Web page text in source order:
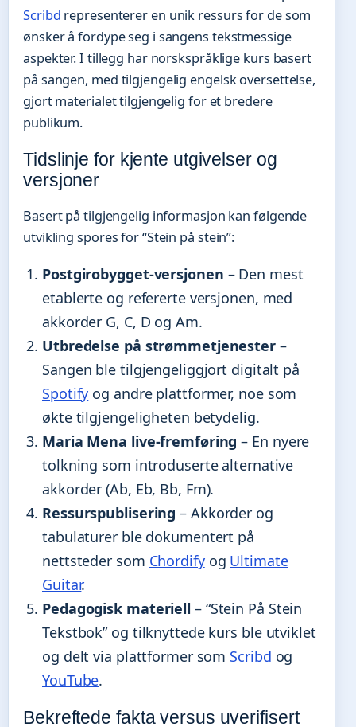
Scribd representerer en unik ressurs for de som
ønsker å fordype seg i sangens tekstmessige
aspekter. I tillegg har norskspråklige kurs basert
på sangen, med tilgjengelig engelsk oversettelse,
gjort materialet tilgjengelig for et bredere
publikum.
Tidslinje for kjente utgivelser og
versjoner
Basert på tilgjengelig informasjon kan følgende
utvikling spores for “Stein på stein”:
Postgirobygget-versjonen – Den mest
etablerte og refererte versjonen, med
akkorder G, C, D og Am.
Utbredelse på strømmetjenester –
Sangen ble tilgjengeliggjort digitalt på
Spotify og andre plattformer, noe som
økte tilgjengeligheten betydelig.
Maria Mena live-fremføring – En nyere
tolkning som introduserte alternative
akkorder (Ab, Eb, Bb, Fm).
Ressurspublisering – Akkorder og
tabulaturer ble dokumentert på
nettsteder som Chordifyog Ultimate
Guitar.
Pedagogisk materiell – “Stein På Stein
Tekstbok” og tilknyttede kurs ble utviklet
og delt via plattformer som Scribd og
YouTube.
Bekreftede fakta versus uverifisert